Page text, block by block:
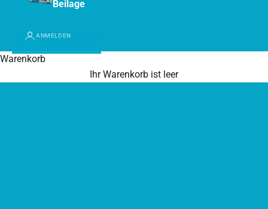
Beilage
ANMELDEN
Warenkorb
Ihr Warenkorb ist leer